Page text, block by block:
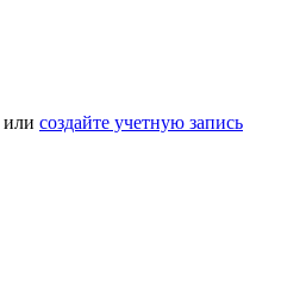
или создайте учетную запись